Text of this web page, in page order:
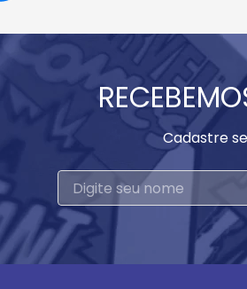
Cadastre